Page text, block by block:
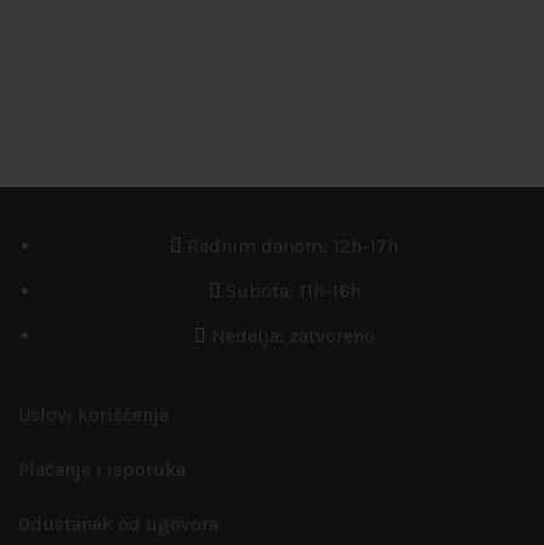
Radnim danom: 12h-17h
Subota: 11h-16h
Nedelja: zatvoreno
Uslovi korišćenja
Plaćanje i isporuka
Odustanak od ugovora